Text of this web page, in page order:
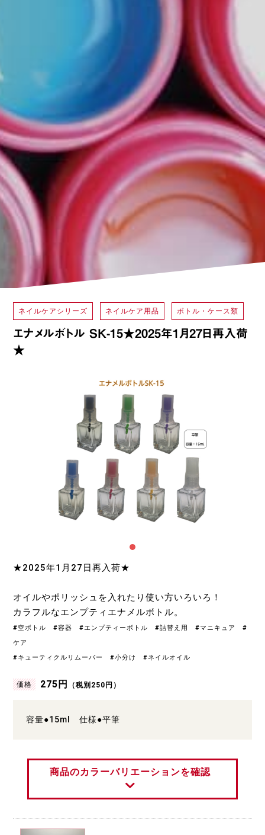
ネイルケアシリーズ ネイルケア用品 ボトル・ケース類
エナメルボトル SK-15★2025年1月27日再入荷
★
★2025年1月27日再入荷★
オイルやポリッシュを入れたり使い方いろいろ！
カラフルなエンプティエナメルボトル。
#空ボトル #容器 #エンプティーボトル #詰替え用 #マニキュア #
ケア
#キューティクルリムーバー #小分け #ネイルオイル
価格 275円 （税別250円）
容量●15ml 仕様●平筆
商品のカラーバリエーションを確認